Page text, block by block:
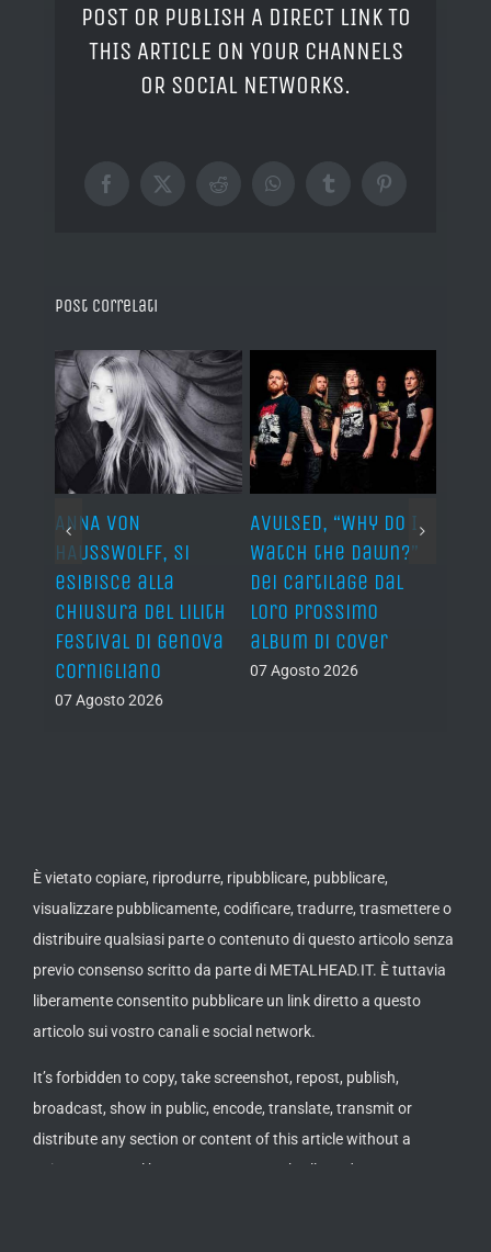
POST OR PUBLISH A DIRECT LINK TO
THIS ARTICLE ON YOUR CHANNELS
OR SOCIAL NETWORKS.
Facebook
X RedditWhatsAppTumblrPinterest
Post correlati
ANNA VON
HAUSSWOLFF, si
esibisce alla
chiusura del Lilith
Festival di Genova
Cornigliano
07 Agosto 2026
AVULSED, “Why Do I
Watch the Dawn?”
dei Cartilage dal
loro prossimo
album di cover
07 Agosto 2026
È vietato copiare, riprodurre, ripubblicare, pubblicare,
visualizzare pubblicamente, codificare, tradurre, trasmettere o
distribuire qualsiasi parte o contenuto di questo articolo senza
previo consenso scritto da parte di METALHEAD.IT. È tuttavia
liberamente consentito pubblicare un link diretto a questo
articolo sui vostro canali e social network.
It’s forbidden to copy, take screenshot, repost, publish,
broadcast, show in public, encode, translate, transmit or
distribute any section or content of this article without a
written approval by METALHEAD.IT. It’s allowed to post or